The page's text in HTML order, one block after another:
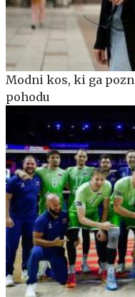
Modni kos, ki ga
pohodu